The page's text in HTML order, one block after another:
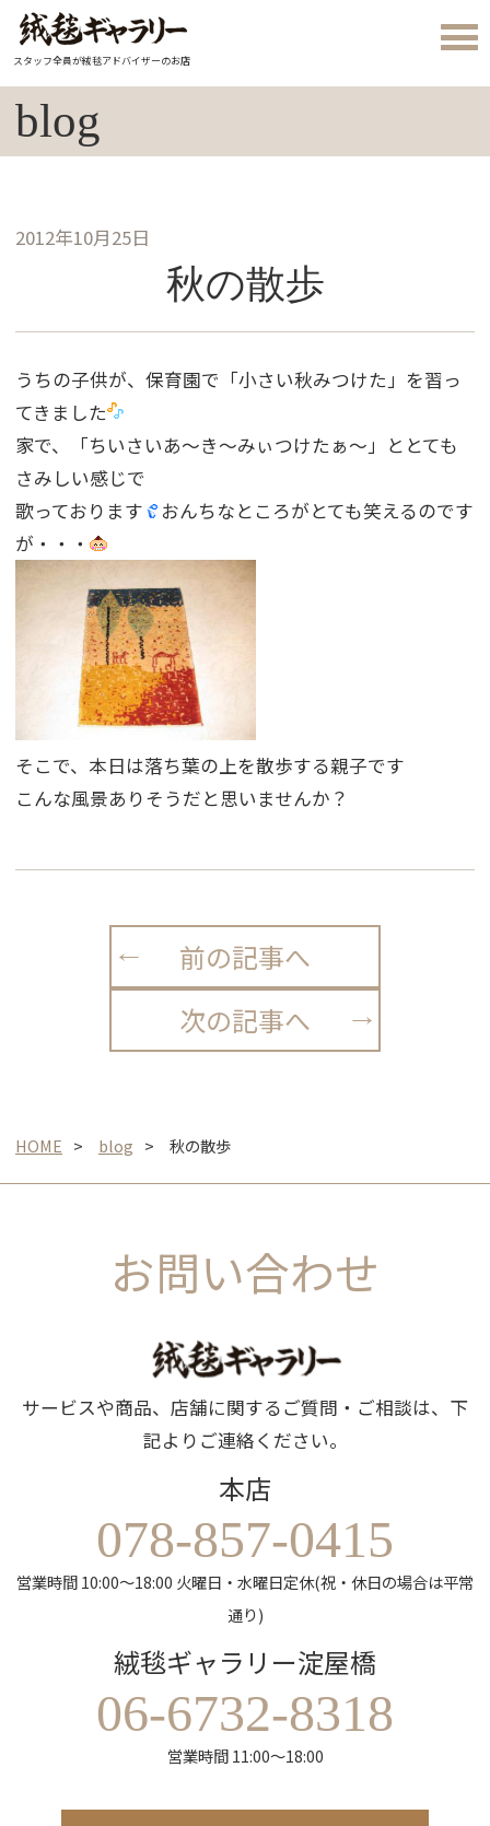
スタッフ全員が絨毯アドバイザーのお店
blog
2012年10月25日
秋の散歩
うちの子供が、保育園で「小さい秋みつけた」を習っ
てきました
家で、「ちいさいあ〜き〜みぃつけたぁ〜」ととても
さみしい感じで
歌っております
おんちなところがとても笑えるのです
が・・・
そこで、本日は落ち葉の上を散歩する親子です
こんな風景ありそうだと思いませんか？
前の記事へ
次の記事へ
HOME blog 秋の散歩
お問い合わせ
サービスや商品、店舗に関するご質問・ご相談は、下
記よりご連絡ください。
本店
078-857-0415
営業時間 10:00～18:00 火曜日・水曜日定休(祝・休日の場合は平常
通り)
絨毯ギャラリー淀屋橋
06-6732-8318
営業時間 11:00～18:00